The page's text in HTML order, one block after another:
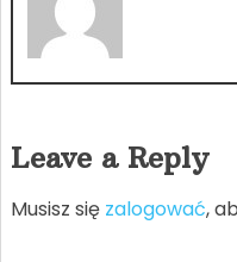
Leave a Reply
Musisz się zalogować,